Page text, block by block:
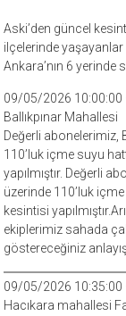
Aski’den güncel
ilçelerinde yaşayanlar
Ankara’nın 6 yerinde
09/05/2026
Ballıkpınar Mahallesi
Değerli abonelerimiz,
110’luk içme suyu
yapılmıştır. Değerli
üzerinde 110’luk
kesintisi
ekiplerimiz sahada
göstereceğiniz
09/05/2026
Hacıkara mahallesi